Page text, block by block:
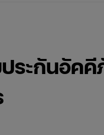
ประกันอัค